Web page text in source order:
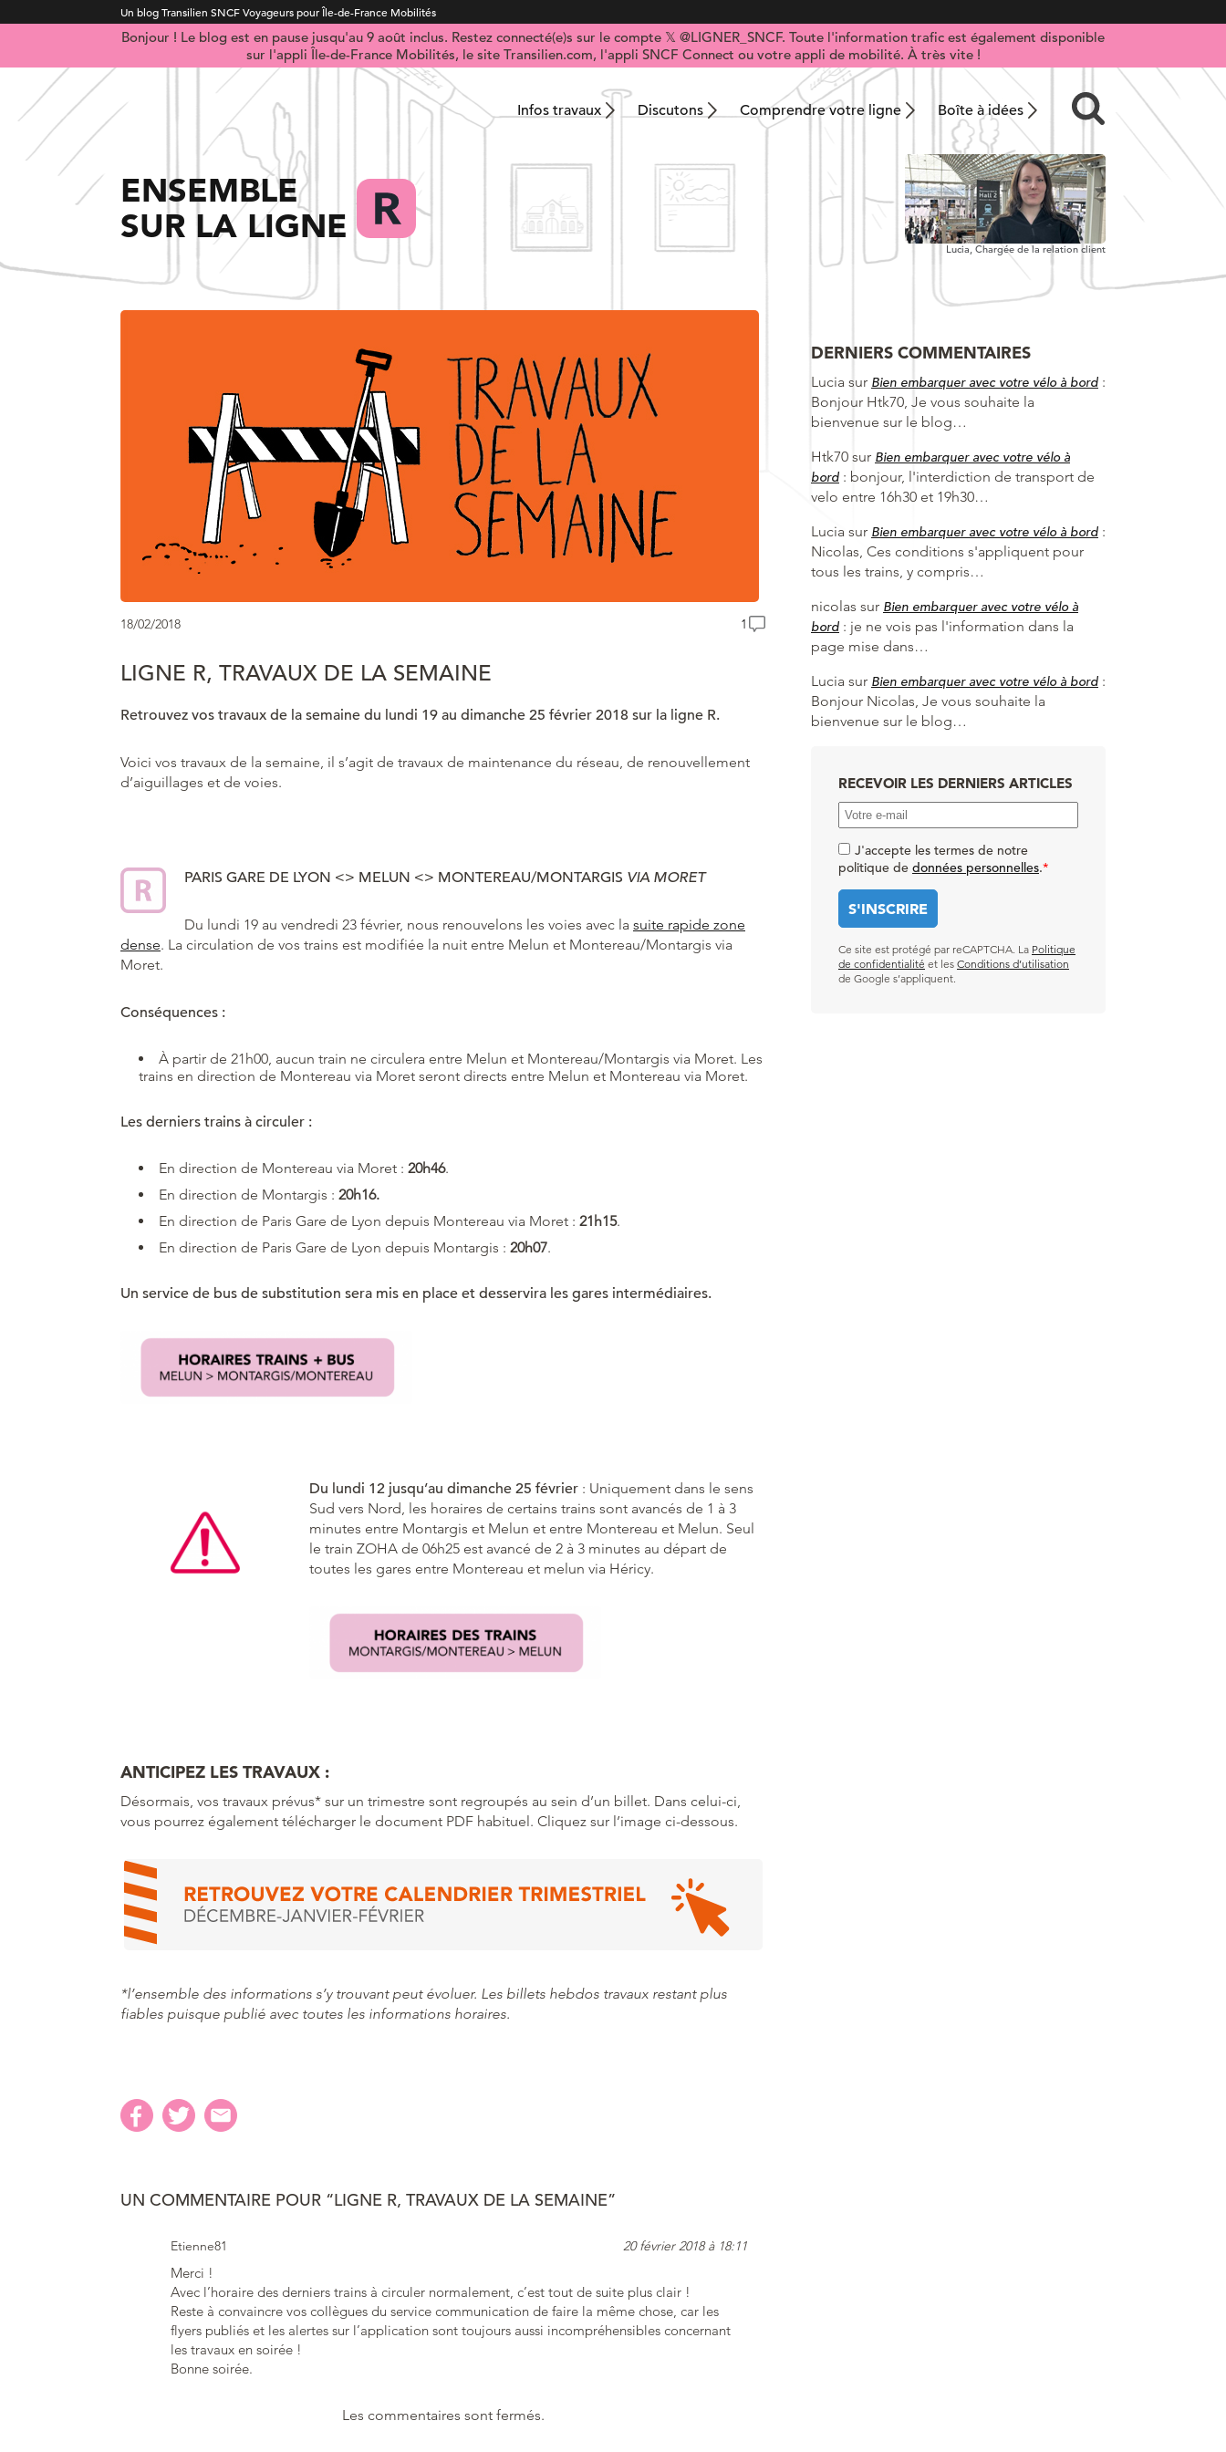
Un blog Transilien SNCF Voyageurs pour Île-de-France Mobilités
Bonjour ! Le blog est en pause jusqu'au 9 août inclus. Restez connecté(e)s sur le compte 𝕏 @LIGNER_SNCF. Toute l'information trafic est également disponible
sur l'appli Île-de-France Mobilités, le site Transilien.com, l'appli SNCF Connect ou votre appli de mobilité. À très vite !
Infos travaux Discutons Comprendre votre ligne Boîte à idées
ENSEMBLE
SUR LA LIGNE
Lucia, Chargée de la relation client
18/02/2018 1
LIGNE R, TRAVAUX DE LA SEMAINE
Retrouvez vos travaux de la semaine du lundi 19 au dimanche 25 février 2018 sur la ligne R.
Voici vos travaux de la semaine, il s’agit de travaux de maintenance du réseau, de renouvellement
d’aiguillages et de voies.
PARIS GARE DE LYON <> MELUN <> MONTEREAU/MONTARGIS VIA MORET
Du lundi 19 au vendredi 23 février, nous renouvelons les voies avec la suite rapide zone
dense. La circulation de vos trains est modifiée la nuit entre Melun et Montereau/Montargis via
Moret.
Conséquences :
À partir de 21h00, aucun train ne circulera entre Melun et Montereau/Montargis via Moret. Les
trains en direction de Montereau via Moret seront directs entre Melun et Montereau via Moret.
Les derniers trains à circuler :
En direction de Montereau via Moret : 20h46.
En direction de Montargis : 20h16.
En direction de Paris Gare de Lyon depuis Montereau via Moret : 21h15.
En direction de Paris Gare de Lyon depuis Montargis : 20h07.
Un service de bus de substitution sera mis en place et desservira les gares intermédiaires.
Du lundi 12 jusqu’au dimanche 25 février : Uniquement dans le sens
Sud vers Nord, les horaires de certains trains sont avancés de 1 à 3
minutes entre Montargis et Melun et entre Montereau et Melun. Seul
le train ZOHA de 06h25 est avancé de 2 à 3 minutes au départ de
toutes les gares entre Montereau et melun via Héricy.
ANTICIPEZ LES TRAVAUX :
Désormais, vos travaux prévus* sur un trimestre sont regroupés au sein d’un billet. Dans celui-ci,
vous pourrez également télécharger le document PDF habituel. Cliquez sur l’image ci-dessous.
*l’ensemble des informations s’y trouvant peut évoluer. Les billets hebdos travaux restant plus
fiables puisque publié avec toutes les informations horaires.
UN COMMENTAIRE POUR “LIGNE R, TRAVAUX DE LA SEMAINE”
Etienne81 20 février 2018 à 18:11
Merci !
Avec l’horaire des derniers trains à circuler normalement, c’est tout de suite plus clair !
Reste à convaincre vos collègues du service communication de faire la même chose, car les
flyers publiés et les alertes sur l’application sont toujours aussi incompréhensibles concernant
les travaux en soirée !
Bonne soirée.
Les commentaires sont fermés.
DERNIERS COMMENTAIRES
Lucia sur Bien embarquer avec votre vélo à bord :
Bonjour Htk70, Je vous souhaite la
bienvenue sur le blog…
Htk70 sur Bien embarquer avec votre vélo à
bord : bonjour, l'interdiction de transport de
velo entre 16h30 et 19h30…
Lucia sur Bien embarquer avec votre vélo à bord :
Nicolas, Ces conditions s'appliquent pour
tous les trains, y compris…
nicolas sur Bien embarquer avec votre vélo à
bord : je ne vois pas l'information dans la
page mise dans…
Lucia sur Bien embarquer avec votre vélo à bord :
Bonjour Nicolas, Je vous souhaite la
bienvenue sur le blog…
RECEVOIR LES DERNIERS ARTICLES
J'accepte les termes de notre
politique de données personnelles.*
Ce site est protégé par reCAPTCHA. La Politique
de confidentialité et les Conditions d’utilisation
de Google s’appliquent.